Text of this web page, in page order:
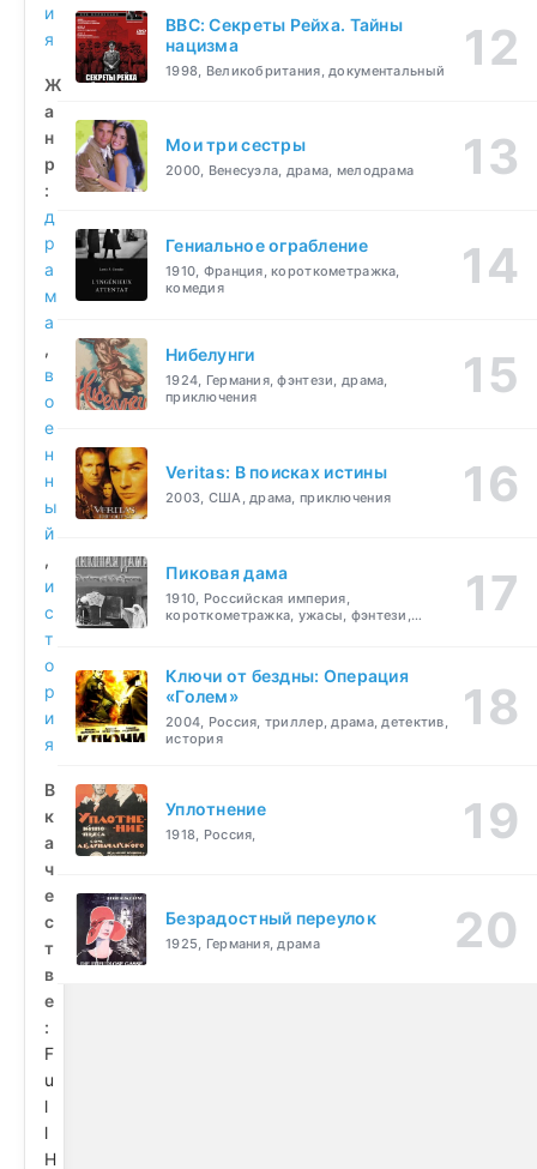
и
я
Ж
а
н
р
:
д
р
а
м
а
,
в
о
е
н
н
ы
й
,
и
с
т
о
р
и
я
В
к
а
ч
е
с
т
в
е
:
F
u
l
l
H
BBC: Секреты Рейха. Тайны
нацизма
1998, Великобритания, документальный
Мои три сестры
2000, Венесуэла, драма, мелодрама
Гениальное ограбление
1910, Франция, короткометражка,
комедия
Нибелунги
1924, Германия, фэнтези, драма,
приключения
Veritas: В поисках истины
2003, США, драма, приключения
Пиковая дама
1910, Российская империя,
короткометражка, ужасы, фэнтези,
Ключи от бездны: Операция
«Голем»
2004, Россия, триллер, драма, детектив,
история
Уплотнение
1918, Россия,
Безрадостный переулок
1925, Германия, драма